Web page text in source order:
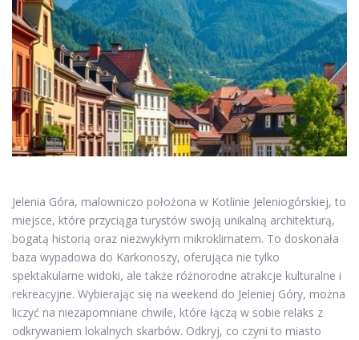
Jelenia Góra, malowniczo położona w Kotlinie Jeleniogórskiej, to
miejsce, które przyciąga turystów swoją unikalną architekturą,
bogatą historią oraz niezwykłym mikroklimatem. To doskonała
baza wypadowa do Karkonoszy, oferująca nie tylko
spektakularne widoki, ale także różnorodne atrakcje kulturalne i
rekreacyjne. Wybierając się na weekend do Jeleniej Góry, można
liczyć na niezapomniane chwile, które łączą w sobie relaks z
odkrywaniem lokalnych skarbów. Odkryj, co czyni to miasto